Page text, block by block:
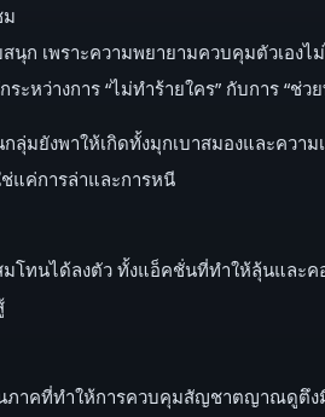
ม
นุก เพราะความพยายามควบคุมตัวเอ
ะหว่างการ “ไม่ทำร้ายใคร” กับการ “ช่วย
มยังพาให้เกิดทั้งมุกเบาสมองและควา
แค่การล่าและการหนี
มโทนได้ลงตัว ทั้งแอ็คชั่นที่ทำให้ลุ้นและ
นภาคที่ทำให้การควบคุมสัญชาตญาณดูตึ